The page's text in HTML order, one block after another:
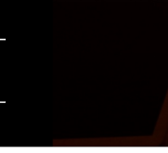
理の音楽帳